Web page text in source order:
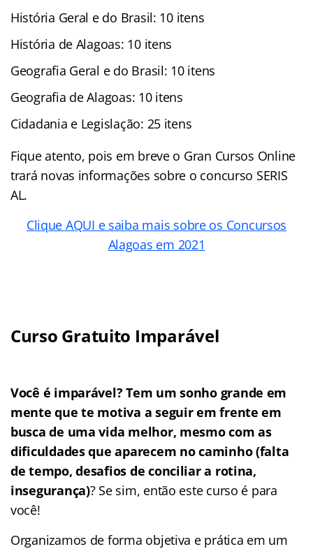
História Geral e do Brasil: 10 itens
História de Alagoas: 10 itens
Geografia Geral e do Brasil: 10 itens
Geografia de Alagoas: 10 itens
Cidadania e Legislação: 25 itens
Fique atento, pois em breve o Gran Cursos Online
trará novas informações sobre o concurso SERIS
AL.
Clique AQUI e saiba mais sobre os Concursos
Alagoas em 2021
Curso Gratuito Imparável
Você é imparável? Tem um sonho grande em
mente que te motiva a seguir em frente em
busca de uma vida melhor, mesmo com as
dificuldades que aparecem no caminho (falta
de tempo, desafios de conciliar a rotina,
insegurança)? Se sim, então este curso é para
você!
Organizamos de forma objetiva e prática em um